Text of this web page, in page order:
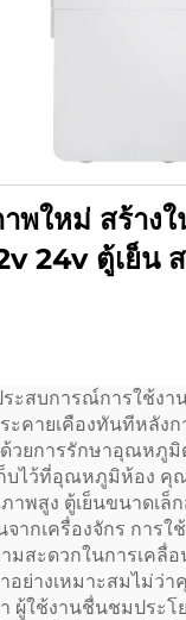
พใหม่ สร้างใ
24v ตู้เย็น
ะสบการณ์การใช้งา
คายเคืองทันทีหลังก
วยการรักษาอุณหภูมิ
ก็บไว้ที่อุณหภูมิห้อง คุ
พสูง ตู้เย็นขนาดเล็
ากเครื่องจักร การใ
สะดวกในการเคลื่อ
อย่างเหมาะสมไม่ว่
ผู้ใช้งานชื่นชมประโ